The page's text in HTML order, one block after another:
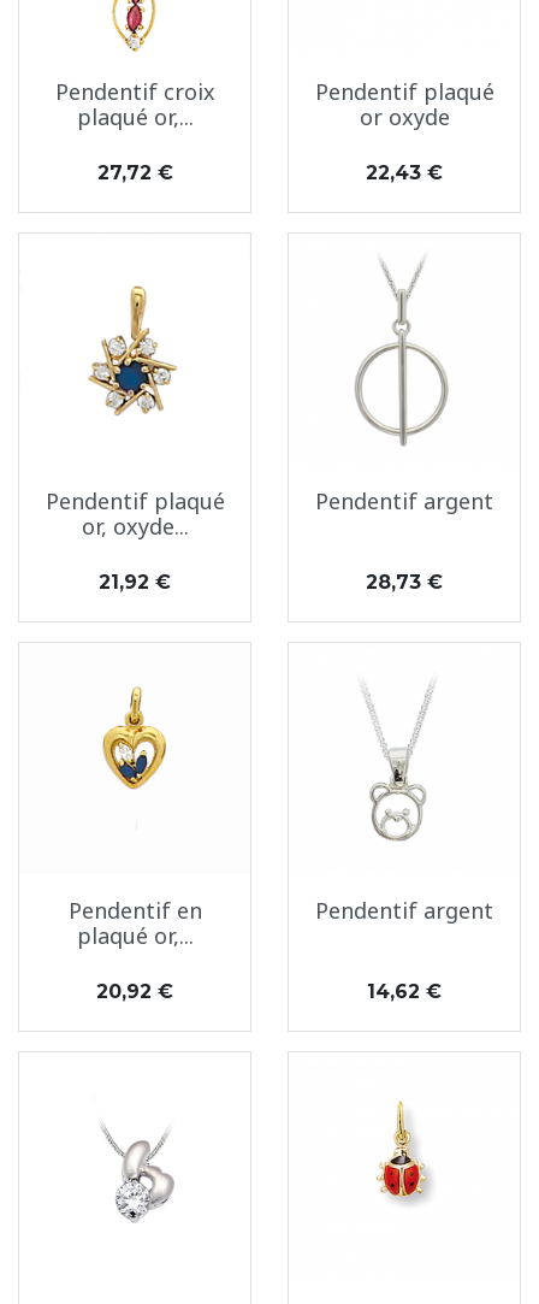
Pendentif croix
plaqué or,...
Prix
27,72 €
Pendentif plaqué
or oxyde
Prix
22,43 €
Pendentif plaqué
or, oxyde...
Prix
21,92 €
Pendentif argent
Prix
28,73 €
Pendentif en
plaqué or,...
Prix
20,92 €
Pendentif argent
Prix
14,62 €